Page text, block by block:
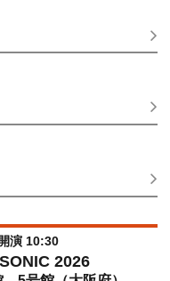
演 10:30
2026